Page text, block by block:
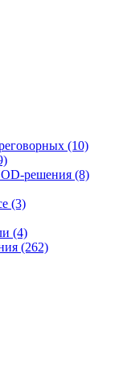
(10)
решения (8)
(3)
(4)
(262)